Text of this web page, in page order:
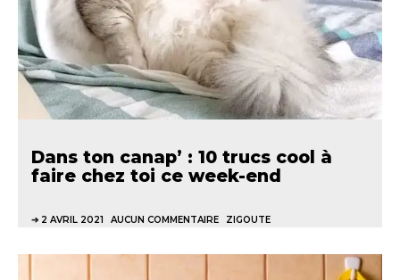
Dans ton canap’ : 10 trucs cool à
faire chez toi ce week-end
2 AVRIL 2021 AUCUN COMMENTAIRE ZIGOUTE